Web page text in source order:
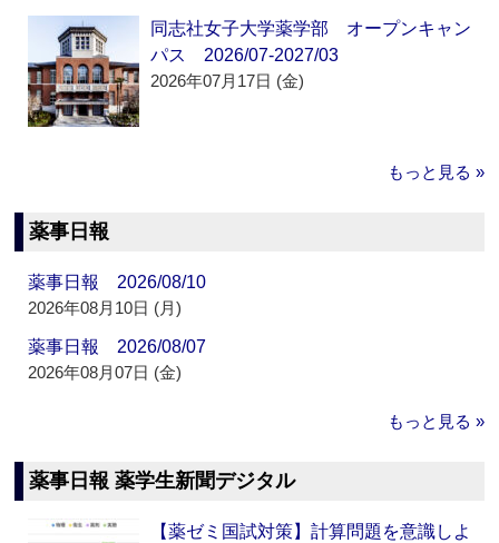
同志社女子大学薬学部 オープンキャン
パス 2026/07-2027/03
2026年07月17日 (金)
もっと見る »
薬事日報
薬事日報 2026/08/10
2026年08月10日 (月)
薬事日報 2026/08/07
2026年08月07日 (金)
もっと見る »
薬事日報 薬学生新聞デジタル
【薬ゼミ国試対策】計算問題を意識しよ